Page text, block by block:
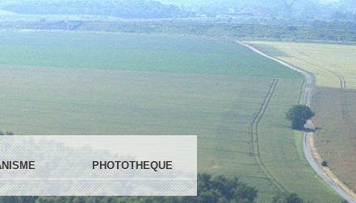
PHOTOTHEQUE